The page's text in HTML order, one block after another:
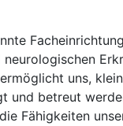
uns,
und betreut
Fähigkeiten